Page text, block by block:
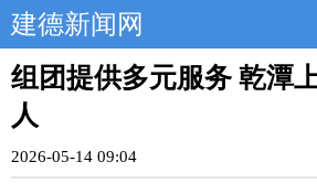
建德新闻网
组团提供多元服务 乾潭
人
2026-05-14 09:04